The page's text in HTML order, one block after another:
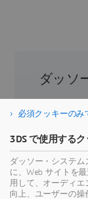
ダッソ
る役割を担
社はバーチ
向へと導い
の
載した科学
必須クッキーのみ
3DS で使用する
ダッソー・システム
に、Web サイトを
用して、オーディエ
向上、ユーザーの操